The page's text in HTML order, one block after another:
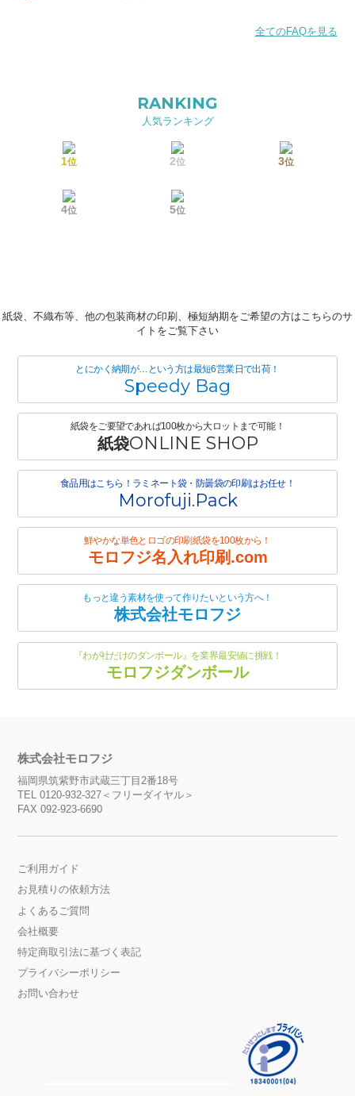
全てのFAQを見る
RANKING
人気ランキング
1位 2位 3位
4位 5位
紙袋、不織布等、他の包装商材の印刷、極短納期をご希望の方はこちらのサ
イトをご覧下さい
とにかく納期が…という方は最短6営業日で出荷！
Speedy Bag
紙袋をご要望であれば100枚から大ロットまで可能！
紙袋ONLINE SHOP
食品用はこちら！ラミネート袋・防曇袋の印刷はお任せ！
Morofuji.Pack
鮮やかな単色とロゴの印刷紙袋を100枚から！
モロフジ名入れ印刷.com
もっと違う素材を使って作りたいという方へ！
株式会社モロフジ
『わが社だけのダンボール』を業界最安値に挑戦！
モロフジダンボール
株式会社モロフジ
福岡県筑紫野市武蔵三丁目2番18号
TEL 0120-932-327＜フリーダイヤル＞
FAX 092-923-6690
ご利用ガイド
お見積りの依頼方法
よくあるご質問
会社概要
特定商取引法に基づく表記
プライバシーポリシー
お問い合わせ